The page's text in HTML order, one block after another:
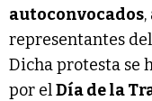
autoconvocados
representantes del
Dicha protesta se
por elDía de la